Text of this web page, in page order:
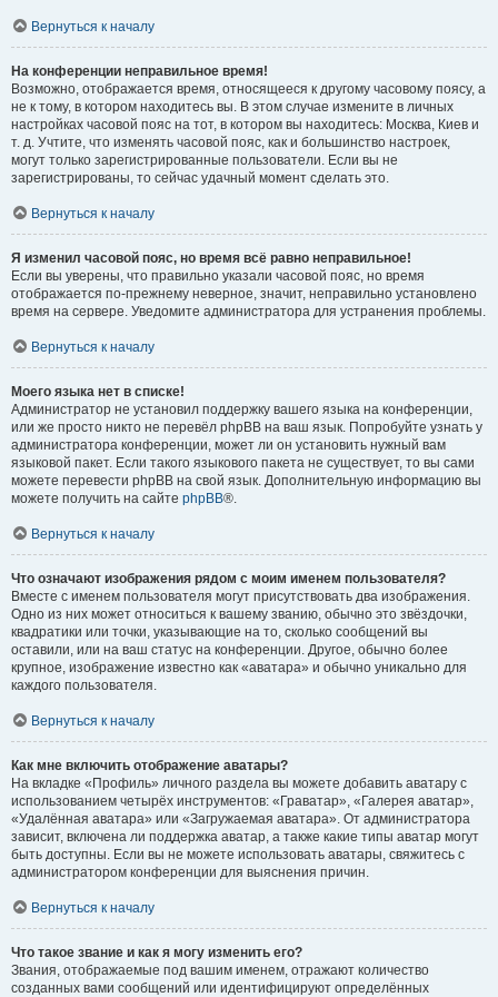
Вернуться к началу
На конференции неправильное время!
Возможно, отображается время, относящееся к другому часовому поясу, а
не к тому, в котором находитесь вы. В этом случае измените в личных
настройках часовой пояс на тот, в котором вы находитесь: Москва, Киев и
т. д. Учтите, что изменять часовой пояс, как и большинство настроек,
могут только зарегистрированные пользователи. Если вы не
зарегистрированы, то сейчас удачный момент сделать это.
Вернуться к началу
Я изменил часовой пояс, но время всё равно неправильное!
Если вы уверены, что правильно указали часовой пояс, но время
отображается по-прежнему неверное, значит, неправильно установлено
время на сервере. Уведомите администратора для устранения проблемы.
Вернуться к началу
Моего языка нет в списке!
Администратор не установил поддержку вашего языка на конференции,
или же просто никто не перевёл phpBB на ваш язык. Попробуйте узнать у
администратора конференции, может ли он установить нужный вам
языковой пакет. Если такого языкового пакета не существует, то вы сами
можете перевести phpBB на свой язык. Дополнительную информацию вы
можете получить на сайте phpBB®.
Вернуться к началу
Что означают изображения рядом с моим именем пользователя?
Вместе с именем пользователя могут присутствовать два изображения.
Одно из них может относиться к вашему званию, обычно это звёздочки,
квадратики или точки, указывающие на то, сколько сообщений вы
оставили, или на ваш статус на конференции. Другое, обычно более
крупное, изображение известно как «аватара» и обычно уникально для
каждого пользователя.
Вернуться к началу
Как мне включить отображение аватары?
На вкладке «Профиль» личного раздела вы можете добавить аватару с
использованием четырёх инструментов: «Граватар», «Галерея аватар»,
«Удалённая аватара» или «Загружаемая аватара». От администратора
зависит, включена ли поддержка аватар, а также какие типы аватар могут
быть доступны. Если вы не можете использовать аватары, свяжитесь с
администратором конференции для выяснения причин.
Вернуться к началу
Что такое звание и как я могу изменить его?
Звания, отображаемые под вашим именем, отражают количество
созданных вами сообщений или идентифицируют определённых